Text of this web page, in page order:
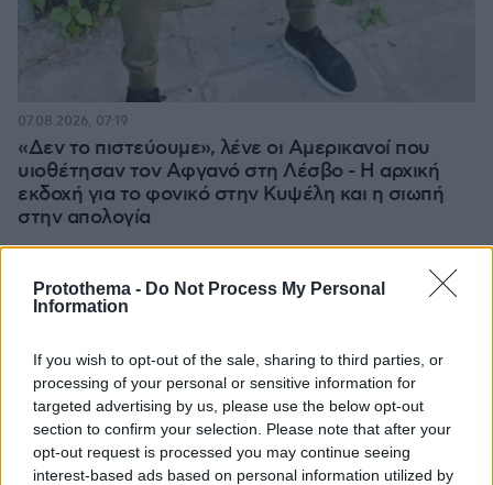
Protothema - Do Not Process My Personal
Information
If you wish to opt-out of the sale, sharing to third parties, or
processing of your personal or sensitive information for
targeted advertising by us, please use the below opt-out
section to confirm your selection. Please note that after your
opt-out request is processed you may continue seeing
interest-based ads based on personal information utilized by
«Δεν το πιστεύουμε», λένε οι Αμερικανοί που
υιοθέτησαν τον Αφγανό στη Λέσβο - Η αρχική
εκδοχή για το φονικό στην Κυψέλη και η σιωπή
στην απολογία
07.08.2026, 07:19